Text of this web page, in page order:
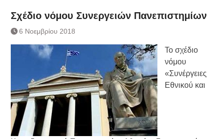
Σχέδιο νόμου Συνεργειών Πανεπιστημίων
6 Νοεμβρίου 2018
Το σχέδιο
νόμου
«Συνέργειες
Εθνικού και